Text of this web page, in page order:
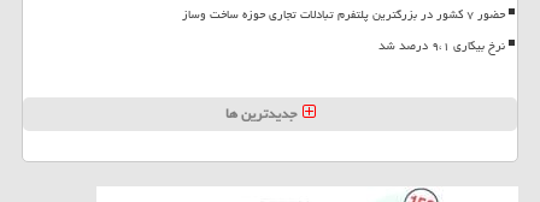
حضور ۷ کشور در بزرگترین پلتفرم تبادلات تجاری حوزه ساخت وساز
نرخ بیکاری ۹،۱ درصد شد
جدیدترین ها